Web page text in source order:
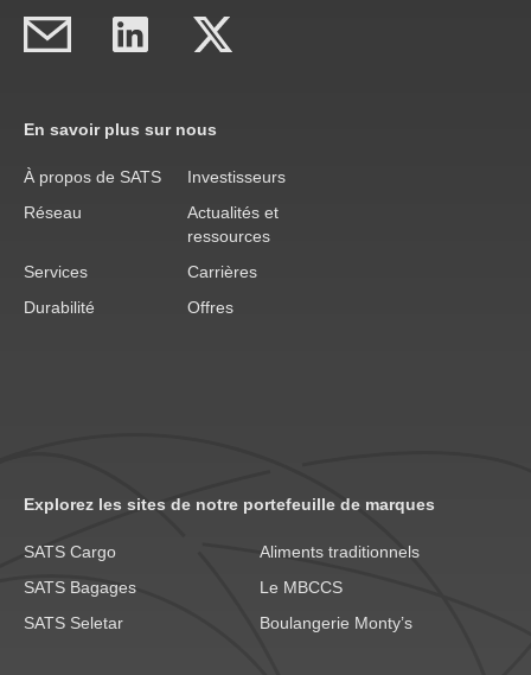
En savoir plus sur nous
À propos de SATS
Investisseurs
Réseau
Actualités et
ressources
Services
Carrières
Durabilité
Offres
Explorez les sites de notre portefeuille de marques
SATS Cargo
Aliments traditionnels
SATS Bagages
Le MBCCS
SATS Seletar
Boulangerie Monty’s